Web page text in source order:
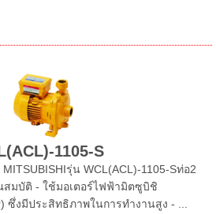
1105-S
รุ่น WCL(ACL)-1105-Sท่อ2
สมบัติ - ใช้มอเตอร์ไฟฟ้ามิตซูบิชิ
ซึ่งมีประสิทธิภาพในการทำงานสูง - ...